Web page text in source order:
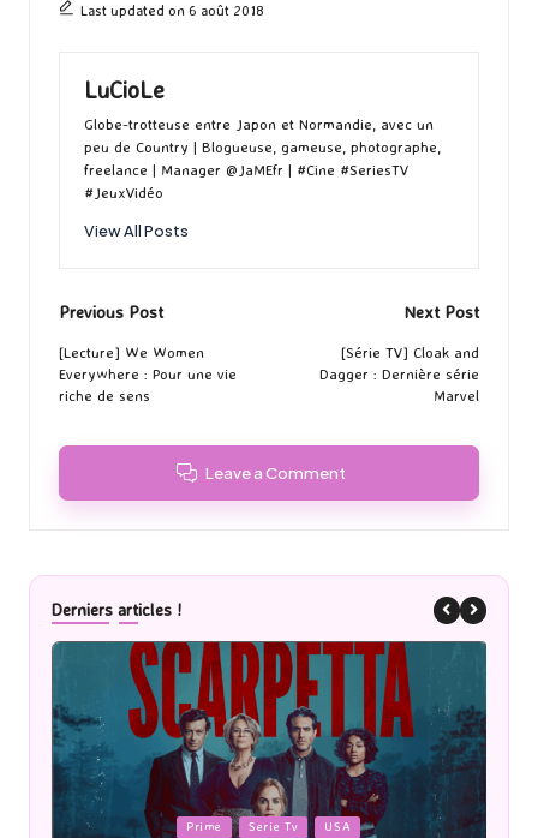
Last updated on 6 août 2018
LuCioLe
Globe-trotteuse entre Japon et Normandie, avec un
peu de Country | Blogueuse, gameuse, photographe,
freelance | Manager @JaMEfr | #Cine #SeriesTV
#JeuxVidéo
View All Posts
Post
navigation
Previous Post
[Lecture] We Women
Everywhere : Pour une vie
riche de sens
Next Post
[Série TV] Cloak and
Dagger : Dernière série
Marvel
Leave a Comment
Derniers articles !
Posted
Prime Serie Tv USA